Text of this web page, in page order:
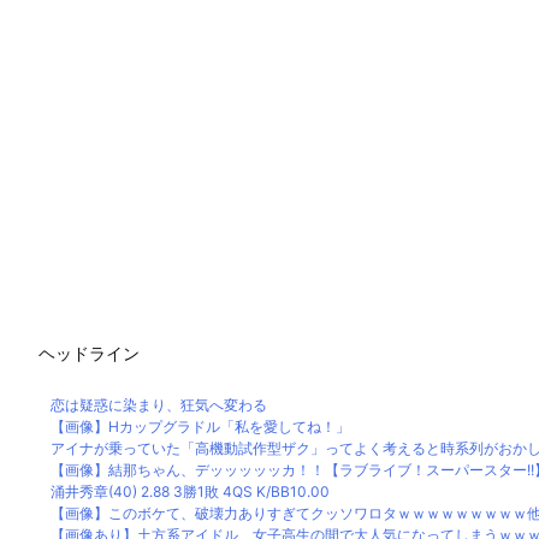
ヘッドライン
恋は疑惑に染まり、狂気へ変わる
【画像】Hカップグラドル「私を愛してね！」
アイナが乗っていた「高機動試作型ザク」ってよく考えると時系列がおか
【画像】結那ちゃん、デッッッッッカ！！【ラブライブ！スーパースター!!】
涌井秀章(40) 2.88 3勝1敗 4QS K/BB10.00
【画像】このボケて、破壊力ありすぎてクッソワロタｗｗｗｗｗｗｗｗｗ
【画像あり】土方系アイドル、女子高生の間で大人気になってしまうｗｗ